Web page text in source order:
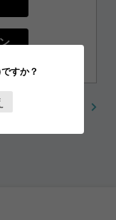
すか？